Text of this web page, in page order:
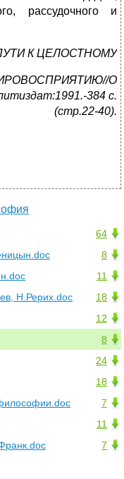
рассудочного и
К ЦЕЛОСТНОМУ
О
384 с.
(стр.22-40).
64
8
11
18
Н.Рерих.doc
12
8
24
18
7
11
7